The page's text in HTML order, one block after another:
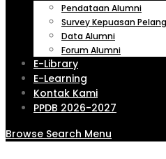
Pendataan Alumni
Survey Kepuasan
Data Alumni
Forum Alumni
E-Library
E-Learning
Kontak Kami
PPDB 2026-2027
Browse Search Menu